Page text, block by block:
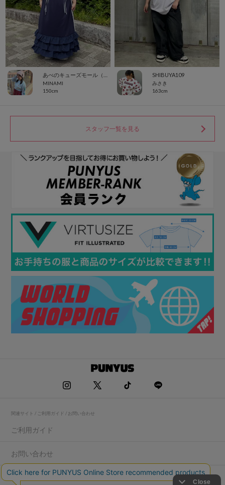
MINAMI
150cm
SHIBUYA109
みさき
163cm
スタッフ一覧を見る
関連サイト / ご利用ガイド / お問い合わせ
ご利用ガイド
お問い合わせ
求人情報